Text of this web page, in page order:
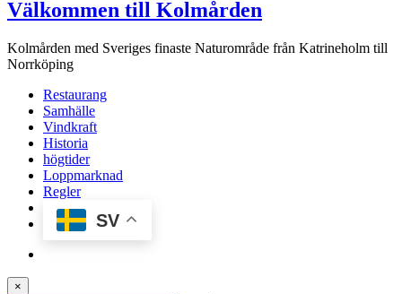
Välkommen till Kolmården
Kolmården med Sveriges finaste Naturområde från Katrineholm till
Norrköping
Restaurang
Samhälle
Vindkraft
Historia
högtider
Loppmarknad
Regler
SV
×